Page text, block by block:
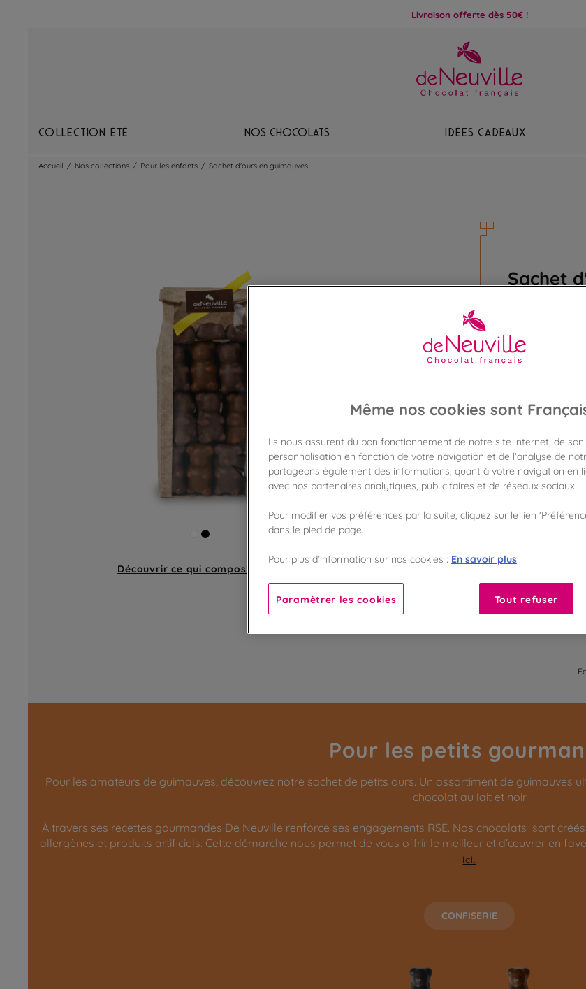
Livraison offerte dès 50€ !
Collection Été Nos chocolats Idées Cadeaux
Accueil / Nos collections / Pour les enfants / Sachet d'ours en guimauves
Découvrir ce qui compose un sachet
Sachet
Des
12,90 €
Poids 150g
Vérifier
Frais
Pour les petits
Pour les amateurs de guimauves, découvrez notre sachet de petits ours. Un assortiment de guimauves
chocolat au lait et noir
À travers ses recettes gourmandes De Neuville renforce ses engagements RSE. Nos chocolats sont
allergènes et produits artificiels. Cette démarche nous permet de vous offrir le meilleur et d’œuvrer en
ici.
CONFISERIE
Même nos cookies sont
Ils nous assurent du bon fonctionnement de notre site internet, de
personnalisation en fonction de votre navigation et de l'analyse de
partageons également des informations, quant à votre navigation en
avec nos partenaires analytiques, publicitaires et de réseaux sociaux.
Pour modifier vos préférences par la suite, cliquez sur le lien
dans le pied de page.
Pour plus d’information sur nos cookies : En savoir plus
Paramètrer les cookies Tout refuser